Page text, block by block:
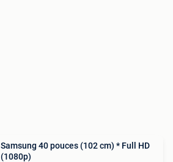
Samsung 40 pouces (102 cm) * Full HD
(1080p)